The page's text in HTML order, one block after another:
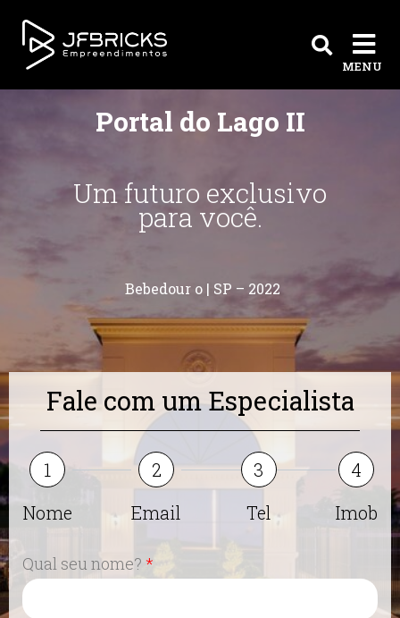
MENU
Portal do Lago II
Um futuro exclusivo
para você.
Bebedour o | SP – 2022
Fale com um Especialista
1
Nome
2
Email
3
Tel
4
Imob
Qual seu nome?